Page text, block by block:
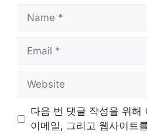
Name
Email
Website
다음 번 댓글 작성을 위해
이메일, 그리고 웹사이트